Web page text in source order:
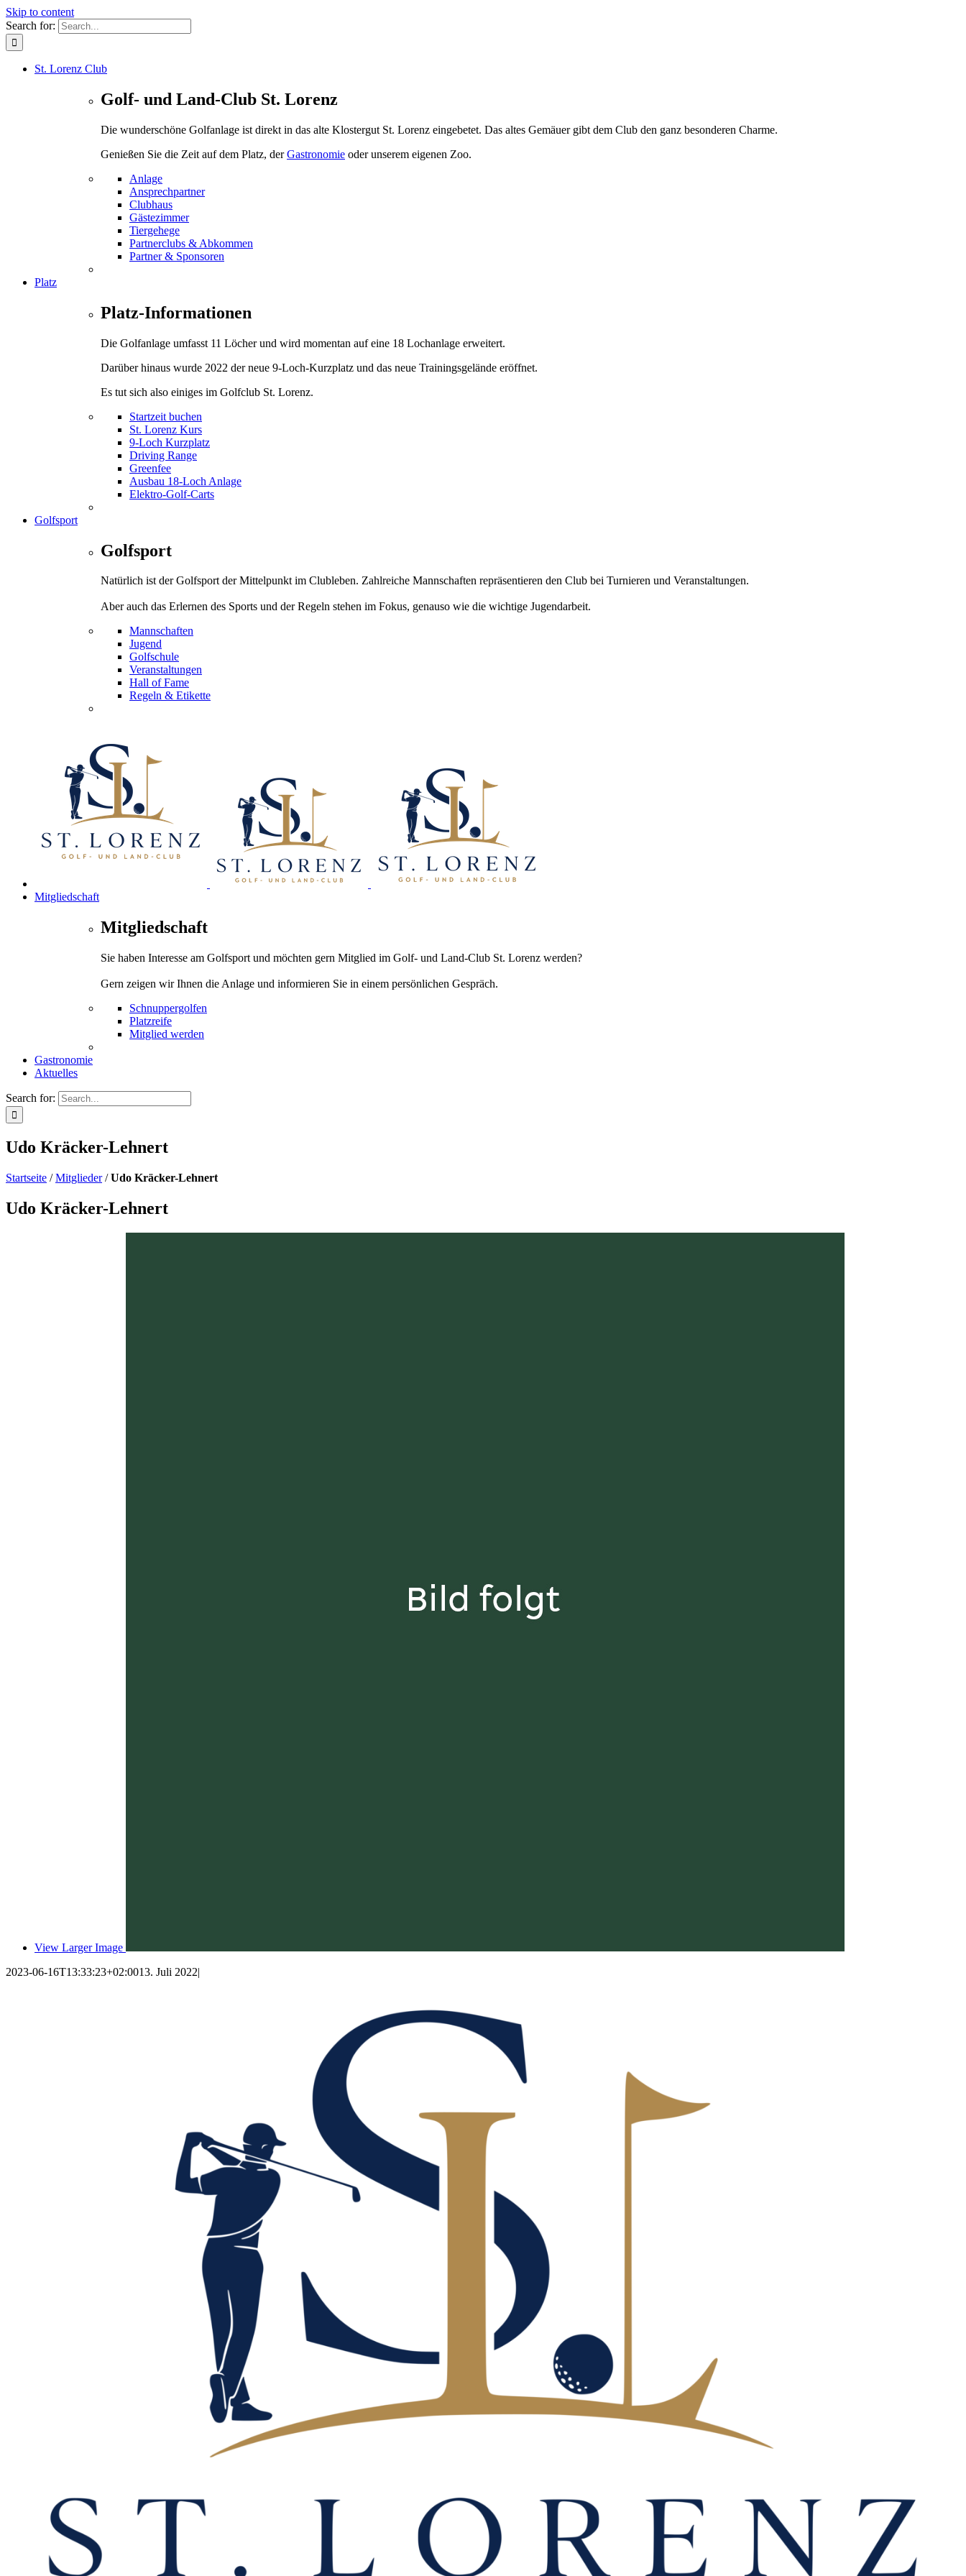
Skip to content
Search for:
St. Lorenz Club
Golf- und Land-Club St. Lorenz
Die wunderschöne Golfanlage ist direkt in das alte Klostergut St. Lorenz eingebetet. Das altes Gemäuer gibt dem Club den ganz besonderen Charme.
Genießen Sie die Zeit auf dem Platz, derGastronomie oder unserem eigenen Zoo.
Anlage
Ansprechpartner
Clubhaus
Gästezimmer
Tiergehege
Partnerclubs & Abkommen
Partner & Sponsoren
Platz
Platz-Informationen
Die Golfanlage umfasst 11 Löcher und wird momentan auf eine 18 Lochanlage erweitert.
Darüber hinaus wurde 2022 der neue 9-Loch-Kurzplatz und das neue Trainingsgelände eröffnet.
Es tut sich also einiges im Golfclub St. Lorenz.
Startzeit buchen
St. Lorenz Kurs
9-Loch Kurzplatz
Driving Range
Greenfee
Ausbau 18-Loch Anlage
Elektro-Golf-Carts
Golfsport
Golfsport
Natürlich ist der Golfsport der Mittelpunkt im Clubleben. Zahlreiche Mannschaften repräsentieren den Club bei Turnieren und Veranstaltungen.
Aber auch das Erlernen des Sports und der Regeln stehen im Fokus, genauso wie die wichtige Jugendarbeit.
Mannschaften
Jugend
Golfschule
Veranstaltungen
Hall of Fame
Regeln & Etikette
Mitgliedschaft
Mitgliedschaft
Sie haben Interesse am Golfsport und möchten gern Mitglied im Golf- und Land-Club St. Lorenz werden?
Gern zeigen wir Ihnen die Anlage und informieren Sie in einem persönlichen Gespräch.
Schnuppergolfen
Platzreife
Mitglied werden
Gastronomie
Aktuelles
Search for:
Udo Kräcker-Lehnert
Startseite /Mitglieder/Udo Kräcker-Lehnert
Udo Kräcker-Lehnert
View Larger Image
2023-06-16T13:33:23+02:0013. Juli 2022|